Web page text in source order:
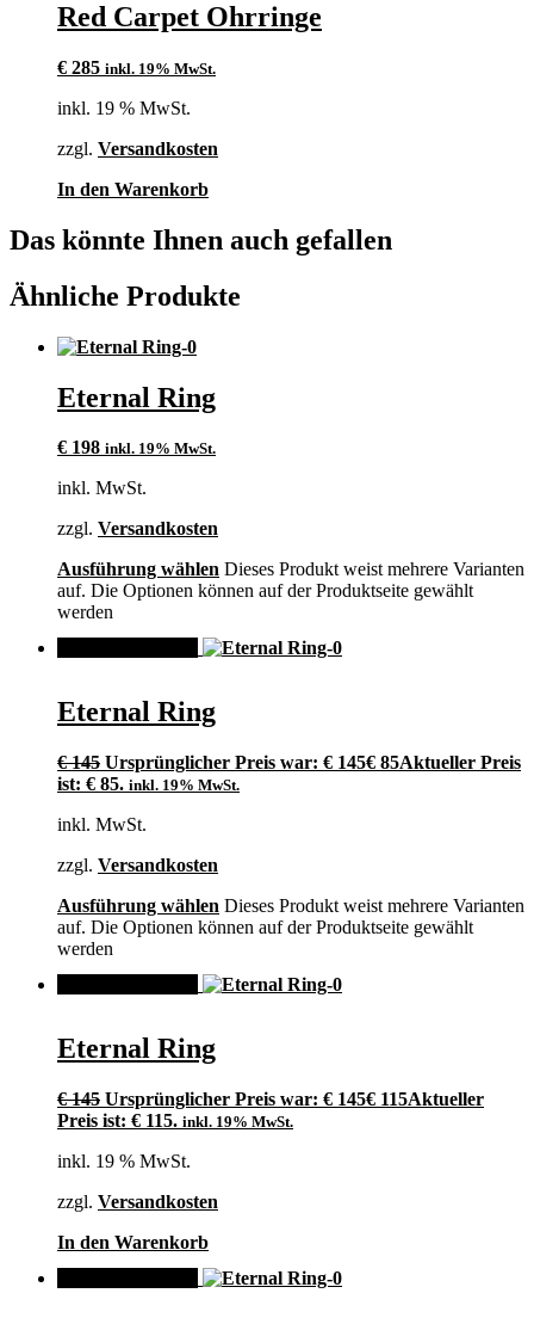
Red Carpet Ohrringe
€ 285 inkl. 19% MwSt.
inkl. 19 % MwSt.
zzgl. Versandkosten
In den Warenkorb
Das könnte Ihnen auch gefallen
Ähnliche Produkte
Eternal Ring
€ 198 inkl. 19% MwSt.
inkl. MwSt.
zzgl. Versandkosten
Ausführung wählen Dieses Produkt weist mehrere Varianten
auf. Die Optionen können auf der Produktseite gewählt
werden
Eternal Ring
€145 Ursprünglicher Preis war: € 145€ 85Aktueller Preis
ist: € 85. inkl. 19% MwSt.
inkl. MwSt.
zzgl. Versandkosten
Ausführung wählen Dieses Produkt weist mehrere Varianten
auf. Die Optionen können auf der Produktseite gewählt
werden
Eternal Ring
€145 Ursprünglicher Preis war: € 145€ 115Aktueller
Preis ist: € 115. inkl. 19% MwSt.
inkl. 19 % MwSt.
zzgl. Versandkosten
In den Warenkorb